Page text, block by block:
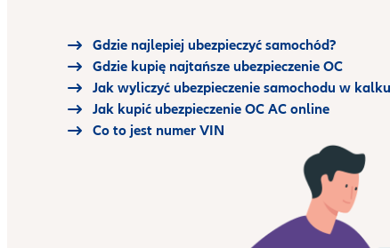
Gdzie najlepiej ubezpieczyć samochód?
Gdzie kupię najtańsze ubezpieczenie OC
Jak wyliczyć ubezpieczenie samochodu w
Jak kupić ubezpieczenie OC AC online
Co to jest numer VIN